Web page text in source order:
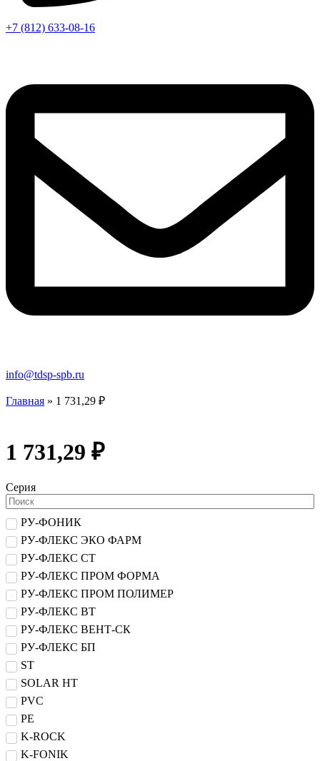
+7 (812) 633-08-16
info@tdsp-spb.ru
Главная » 1 731,29 ₽
1 731,29 ₽
Серия
РУ-ФОНИК
РУ-ФЛЕКС ЭКО ФАРМ
РУ-ФЛЕКС СТ
РУ-ФЛЕКС ПРОМ ФОРМА
РУ-ФЛЕКС ПРОМ ПОЛИМЕР
РУ-ФЛЕКС ВТ
РУ-ФЛЕКС ВЕНТ-СК
РУ-ФЛЕКС БП
ST
SOLAR HT
PVC
PE
K-ROCK
K-FONIK